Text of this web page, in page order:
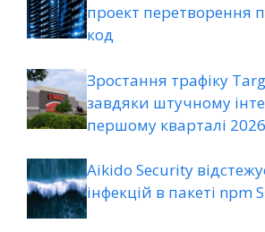
проект перетворення
код
Зростання трафіку
завдяки штучному
першому кварталі 2026
Aikido Security
інфекцій в пакеті npm